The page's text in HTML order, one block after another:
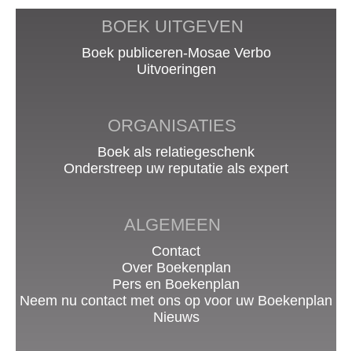
BOEK UITGEVEN
Boek publiceren-Mosae Verbo
Uitvoeringen
ORGANISATIES
Boek als relatiegeschenk
Onderstreep uw reputatie als expert
ALGEMEEN
Contact
Over Boekenplan
Pers en Boekenplan
Neem nu contact met ons op voor uw Boekenplan
Nieuws